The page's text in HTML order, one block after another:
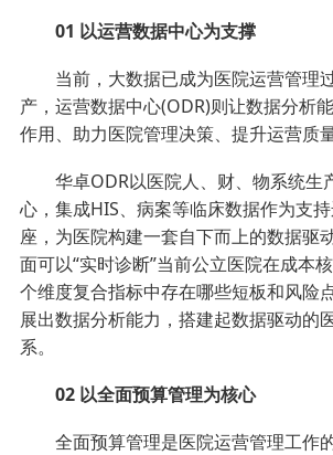
01 以运营数据中心为支撑
当前，大数据已成为医院运营管理
产，运营数据中心(ODR)则让数据分析
作用、助力医院管理决策、提升运营质量
华卓ODR以医院人、财、物系统生
心，集成HIS、病案等临床数据作为支
座，为医院构建一套自下而上的数据驱
面可以“实时诊断”当前公立医院在成本
个维度复合指标中存在哪些短板和风险
展出数据分析能力，搭建起数据驱动的
系。
02 以全面预算管理为核心
全面预算管理是医院运营管理工作